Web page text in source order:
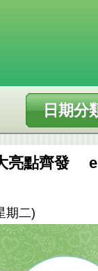
日期分
亮點齊發
期二)